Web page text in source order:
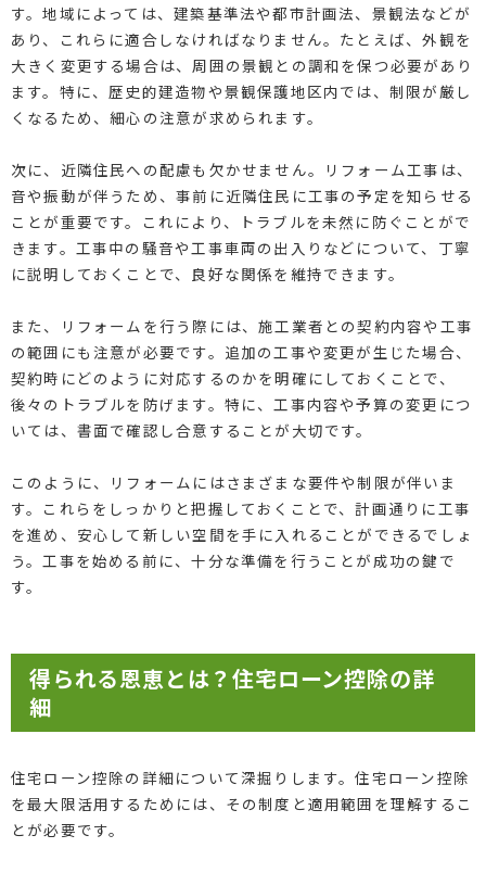
す。地域によっては、建築基準法や都市計画法、景観法などが
あり、これらに適合しなければなりません。たとえば、外観を
大きく変更する場合は、周囲の景観との調和を保つ必要があり
ます。特に、歴史的建造物や景観保護地区内では、制限が厳し
くなるため、細心の注意が求められます。
次に、近隣住民への配慮も欠かせません。リフォーム工事は、
音や振動が伴うため、事前に近隣住民に工事の予定を知らせる
ことが重要です。これにより、トラブルを未然に防ぐことがで
きます。工事中の騒音や工事車両の出入りなどについて、丁寧
に説明しておくことで、良好な関係を維持できます。
また、リフォームを行う際には、施工業者との契約内容や工事
の範囲にも注意が必要です。追加の工事や変更が生じた場合、
契約時にどのように対応するのかを明確にしておくことで、
後々のトラブルを防げます。特に、工事内容や予算の変更につ
いては、書面で確認し合意することが大切です。
このように、リフォームにはさまざまな要件や制限が伴いま
す。これらをしっかりと把握しておくことで、計画通りに工事
を進め、安心して新しい空間を手に入れることができるでしょ
う。工事を始める前に、十分な準備を行うことが成功の鍵で
す。
得られる恩恵とは？住宅ローン控除の詳
細
住宅ローン控除の詳細について深掘りします。住宅ローン控除
を最大限活用するためには、その制度と適用範囲を理解するこ
とが必要です。